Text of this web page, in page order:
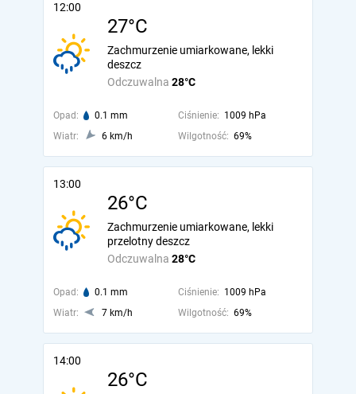
12:00
27°C
Odczuwalna 28°C
Zachmurzenie umiarkowane, lekki
deszcz
Opad: 0.1 mm Ciśnienie: 1009 hPa
Wiatr:
6 km/h Wilgotność: 69%
13:00
26°C
Odczuwalna 28°C
Zachmurzenie umiarkowane, lekki
przelotny deszcz
Opad: 0.1 mm Ciśnienie: 1009 hPa
Wiatr:
7 km/h Wilgotność: 69%
14:00
26°C